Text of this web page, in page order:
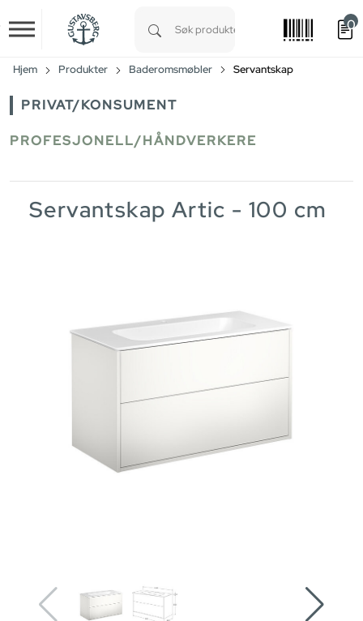
Skip to main content
0
Hjem Produkter Baderomsmøbler Servantskap
PRIVAT/KONSUMENT
PROFESJONELL/HÅNDVERKERE
Servantskap Artic - 100 cm